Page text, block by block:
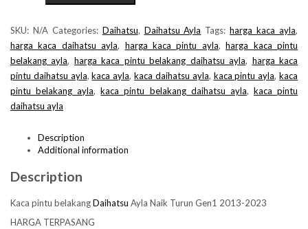
DAIHATSU
AYLA
GEN1
QUANTITY
SKU: N/A Categories: Daihatsu, Daihatsu Ayla Tags:harga kaca ayla,
harga kaca daihatsu ayla, harga kaca pintu ayla,harga kaca pintu
belakang ayla, harga kaca pintu belakang daihatsu ayla, harga kaca
pintu daihatsu ayla,kaca ayla,kaca daihatsu ayla, kaca pintu ayla,kaca
pintu belakang ayla,kaca pintu belakang daihatsu ayla, kaca pintu
daihatsu ayla
Description
Additional information
Description
Kaca pintu belakangDaihatsu Ayla Naik Turun Gen1 2013-2023
HARGA TERPASANG